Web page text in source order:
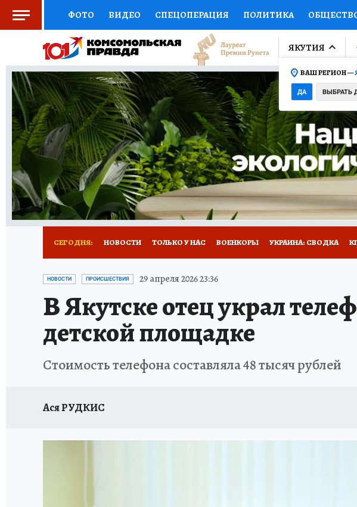
ФОТО ВИДЕО СПЕЦОПЕРАЦИЯ ПОЛИТИКА
СОЦПОДДЕРЖКА НАУКА СПОРТ КОЛУМНИСТЫ
ВЫБОР ЭКСПЕРТОВ ДОКТОР ФИНАНСЫ ОТКРЫВАЕМ
КНИЖНАЯ ПОЛКА ПРОГНОЗЫ НА СПОРТ ПРОМОКОДЫ
ПРЕСС-ЦЕНТР НЕДВИЖИМОСТЬ ТЕЛЕВИЗОР
РАДИО КП РЕКЛАМА ТЕСТЫ НОВОЕ НА САЙТЕ
ЯКУТИЯ
ВАШ РЕГИОН —
ДА ВЫБРАТЬ
СЕГОДНЯ: НОВОСТИ ТОЛЬКО У НАС ВОЕНКОРЫ УКРАИНА: СВОДКА
ЗАПОВЕДНАЯ РОССИЯ ЛЕЧЕНИЕ НОВОСИБИРСК
НОВОСТИ ПРОИСШЕСТВИЯ 29 апреля 2026 23:36
В Якутске отец украл
детской площадке
Стоимость телефона составляла 48 тысяч рублей
Ася РУДКИС